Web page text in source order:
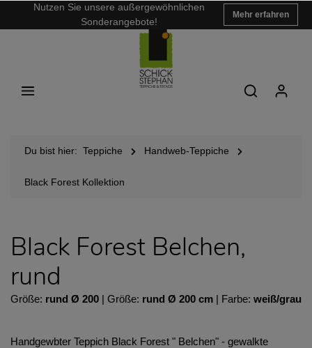
Nutzen Sie unsere außergewöhnlichen
Sonderangebote!
Mehr erfahren
Du bist hier: Teppiche Handweb-Teppiche
Black Forest Kollektion
Black Forest Belchen,
rund
Größe: rund Ø 200 | Größe: rund Ø 200 cm | Farbe: weiß/grau
Handgewbter Teppich Black Forest " Belchen" - gewalkte